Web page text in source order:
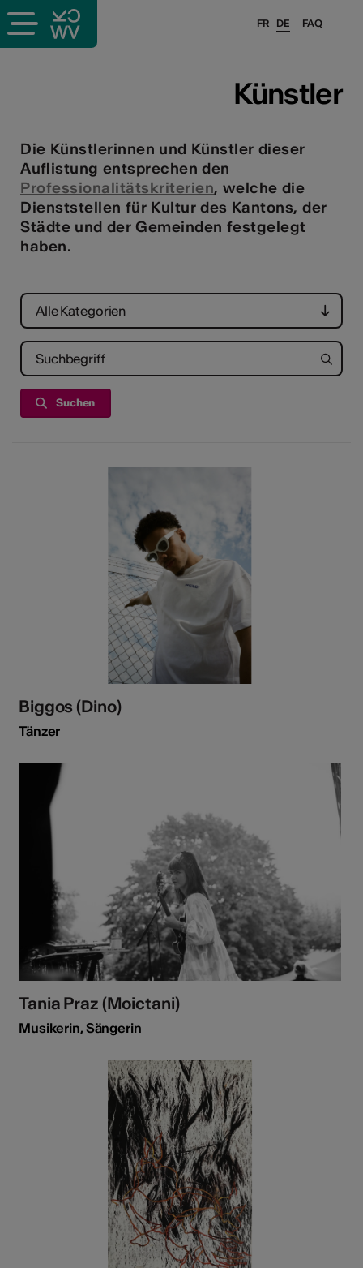
FAQ
FR DE
Künstler
Die Künstlerinnen und Künstler dieser
Auflistung entsprechen den
Professionalitätskriterien, welche die
Dienststellen für Kultur des Kantons, der
Städte und der Gemeinden festgelegt
haben.
Alle Kategorien
Biggos (Dino)
Tänzer
Tania Praz (Moictani)
Musikerin, Sängerin